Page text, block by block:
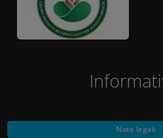
Note legali